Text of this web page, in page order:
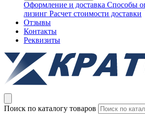
Оформление и доставка Способы
лизинг Расчет стоимости доставки
Отзывы
Контакты
Реквизиты
Поиск по каталогу товаров